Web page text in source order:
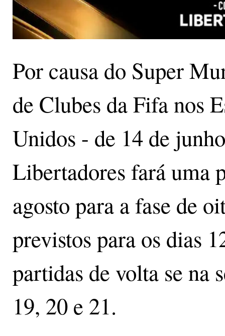
Por causa do Super
de Clubes da Fifa nos
Unidos - de 14 de
Libertadores fará uma
agosto para a fase de
previstos para os dias
partidas de volta se na
19, 20 e 21.